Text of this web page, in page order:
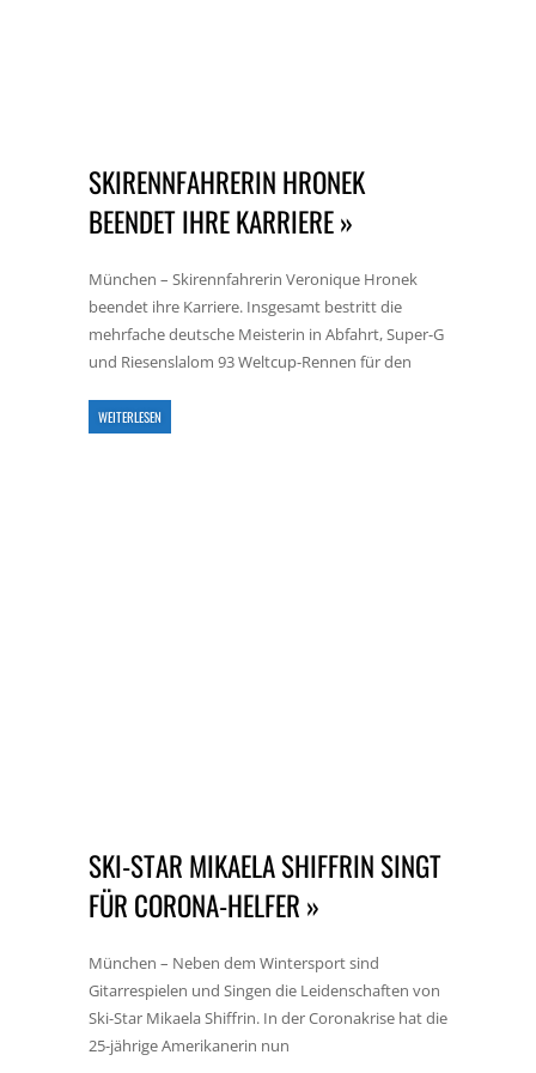
SKIRENNFAHRERIN HRONEK
BEENDET IHRE KARRIERE »
München – Skirennfahrerin Veronique Hronek
beendet ihre Karriere. Insgesamt bestritt die
mehrfache deutsche Meisterin in Abfahrt, Super-G
und Riesenslalom 93 Weltcup-Rennen für den
WEITERLESEN
SKI-STAR MIKAELA SHIFFRIN SINGT
FÜR CORONA-HELFER »
München – Neben dem Wintersport sind
Gitarrespielen und Singen die Leidenschaften von
Ski-Star Mikaela Shiffrin. In der Coronakrise hat die
25-jährige Amerikanerin nun